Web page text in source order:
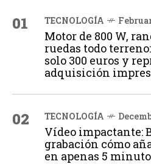
01 TECNOLOGÍA
Motor de 800 W,
ruedas todo
solo 300 euros y
adquisición
02 TECNOLOGÍA
Vídeo impactante:
grabación cómo
en apenas 5